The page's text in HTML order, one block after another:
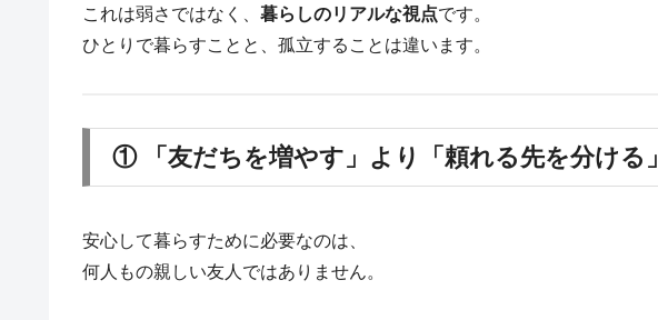
これは弱さではなく、 暮らしのリアルな視点です。
ひとりで暮らすことと、孤立することは違います。
① 「友だちを増やす」より「頼れる先を分ける」
安心して暮らすために必要なのは、
何人もの親しい友人ではありません。